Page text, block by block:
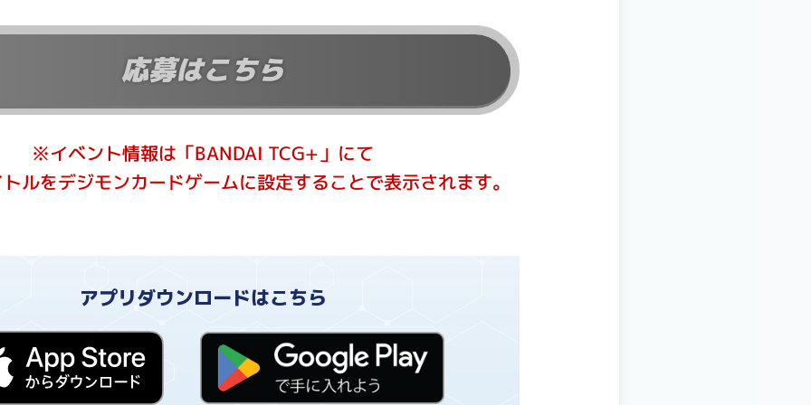
応募はこちら
※イベント情報は「BANDAI TCG+」にて
ルをデジモンカードゲームに設定することで表示されます。
アプリダウンロードはこちら